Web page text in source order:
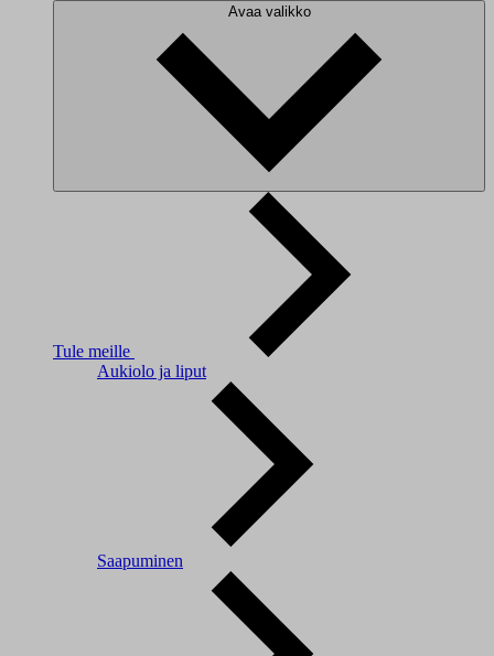
Avaa valikko
Tule meille
Aukiolo ja liput
Saapuminen